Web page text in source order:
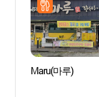
Maru(마루)